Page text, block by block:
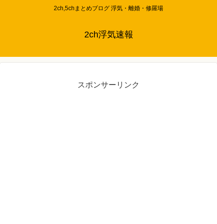
2ch,5chまとめブログ 浮気・離婚・修羅場
2ch浮気速報
スポンサーリンク